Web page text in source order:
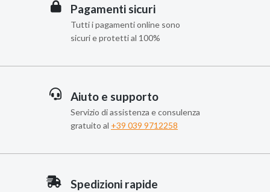
Pagamenti sicuri
Tutti i pagamenti online sono
sicuri e protetti al 100%
Aiuto e supporto
Servizio di assistenza e consulenza
gratuito al +39 039 9712258
Spedizioni rapide